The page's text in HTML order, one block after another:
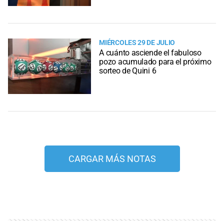
MIÉRCOLES 29 DE JULIO
A cuánto asciende el fabuloso
pozo acumulado para el próximo
sorteo de Quini 6
CARGAR MÁS NOTAS